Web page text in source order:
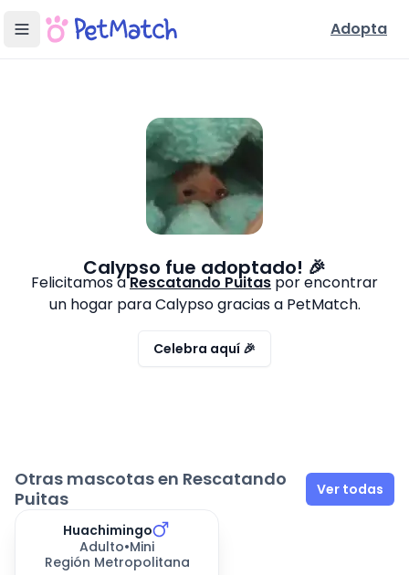
Adopta
Calypso fue adoptado! 🎉
Felicitamos aRescatando Puitas por encontrar
un hogar paraCalypsogracias a PetMatch.
Celebra aquí 🎉
Otras mascotas en Rescatando
Puitas
Ver todas
Huachimingo
Adulto•Mini
Región Metropolitana